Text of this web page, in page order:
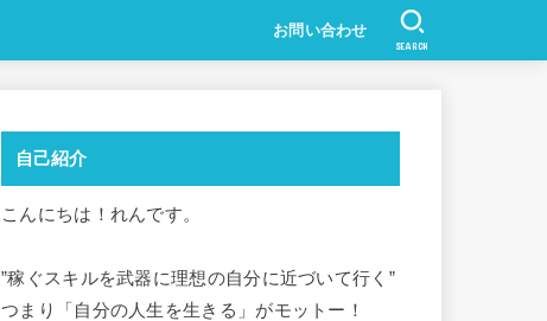
お問い合わせ
SEARCH
自己紹介
こんにちは！れんです。
”稼ぐスキルを武器に理想の自分に近づいて行く”
つまり「自分の人生を生きる」がモットー！